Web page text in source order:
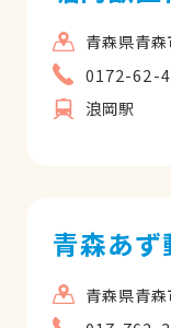
青森県青
0172-62-
浪岡駅
青森あ
青森県青